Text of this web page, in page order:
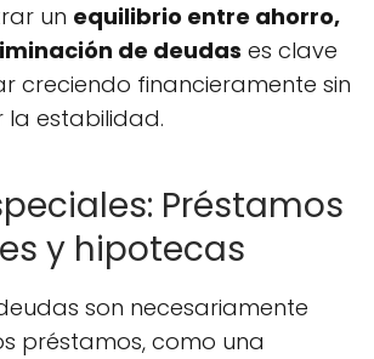
un equilibrio entre ahorro,
de deudas es clave
creciendo financieramente sin
estabilidad.
Préstamos
y hipotecas
son necesariamente
préstamos, como una